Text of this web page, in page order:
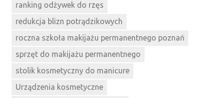
ranking odżywek do rzęs
redukcja blizn potrądzikowych
roczna szkoła makijażu permanentnego poznań
sprzęt do makijażu permanentnego
stolik kosmetyczny do manicure
Urządzenia kosmetyczne